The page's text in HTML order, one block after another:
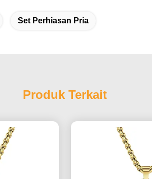
Set Perhiasan Pria
Produk Terkait